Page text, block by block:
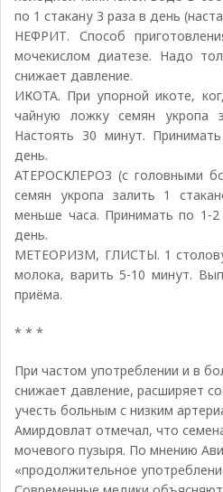
по 1 стакану 3 раза в день
НЕФРИТ. Способ
мочекислом диатезе. Надо
снижает давление.
ИКОТА. При упорной икоте,
чайную ложку семян укропа
Настоять 30 минут.
день.
АТЕРОСКЛЕРОЗ (с головными
семян укропа залить 1
меньше часа. Принимать по 1-
день.
МЕТЕОРИЗМ, ГЛИСТЫ. 1
молока, варить 5-10 минут.
приёма.
* * *
При частом употреблении и в
снижает давление, расширяет
учесть больным с низким
Амирдовлат отмечал, что
мочевого пузыря. По мнению
«продолжительное